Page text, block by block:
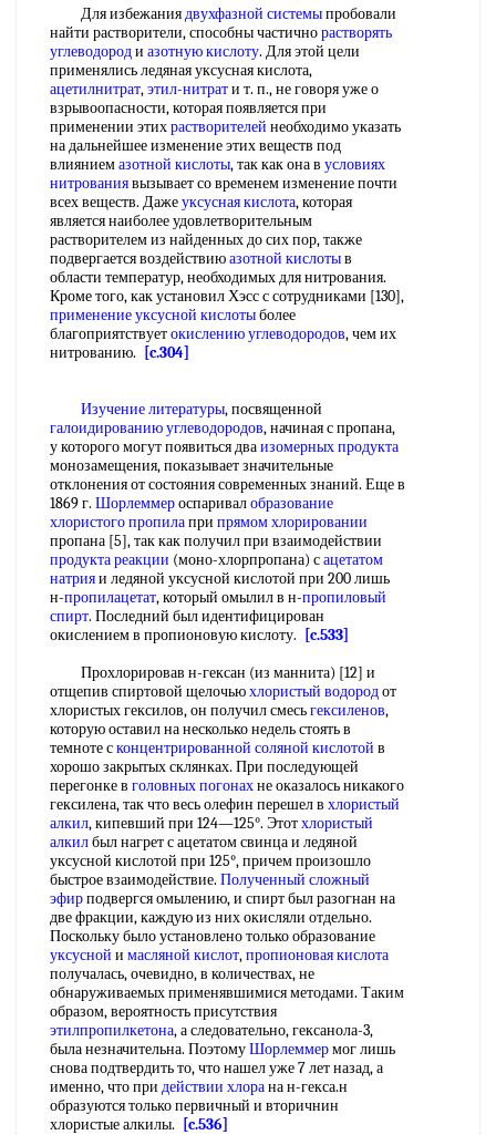
Для избежаниядвухфазной системыпробовали
найти растворители, способны частичнорастворять
углеводороди азотную кислоту. Для этой цели
применялись ледяная уксусная кислота,
ацетилнитрат,этил-нитрати т. п., не говоря уже о
взрывоопасности, которая появляется при
применении этихрастворителей необходимо указать
на дальнейшее изменение этих веществ под
влияниемазотной кислоты, так как она в условиях
нитрованиявызывает со временем изменение почти
всех веществ. Дажеуксусная кислота, которая
является наиболее удовлетворительным
растворителем из найденных до сих пор, также
подвергается воздействиюазотной кислотыв
области температур, необходимых для нитрования.
Кроме того, как установил Хэсс с сотрудниками [130],
применение уксусной кислотыболее
благоприятствуетокислению углеводородов, чем их
нитрованию.
[c.304]
Изучение литературы, посвященной
галоидированию углеводородов, начиная с пропана,
у которого могут появиться дваизомерных продукта
монозамещения, показывает значительные
отклонения от состояния современных знаний. Еще в
1869 г. Шорлеммероспаривалобразование
хлористого пропилапри прямом хлорировании
пропана [5], так как получил при взаимодействии
продукта реакции (моно-хлорпропана) сацетатом
натрияи ледяной уксусной кислотой при 200 лишь
н-пропилацетат, который омылил в н-пропиловый
спирт. Последний был идентифицирован
окислением в пропионовую кислоту.
[c.533]
Прохлорировав н-гексан (из маннита) [12] и
отщепив спиртовой щелочьюхлористый водородот
хлористых гексилов, он получил смесьгексиленов,
которую оставил на несколько недель стоять в
темноте сконцентрированной соляной кислотой в
хорошо закрытых склянках. При последующей
перегонке в головных погонахне оказалось никакого
гексилена, так что весь олефин перешел в хлористый
алкил, кипевший при 124—125°. Этотхлористый
алкилбыл нагрет с ацетатом свинца и ледяной
уксусной кислотой при 125°, причем произошло
быстрое взаимодействие. Полученный сложный
эфирподвергся омылению, и спирт был разогнан на
две фракции, каждую из них окисляли отдельно.
Поскольку было установлено только образование
уксусной и масляной кислот,пропионовая кислота
получалась, очевидно, в количествах, не
обнаруживаемых применявшимися методами. Таким
образом, вероятность присутствия
этилпропилкетона, а следовательно, гексанола-3,
была незначительна. ПоэтомуШорлеммермог лишь
снова подтвердить то, что нашел уже 7 лет назад, а
именно, что при действии хлорана н-гекса.н
образуются только первичный и вторичнин
хлористые алкилы.
[c.536]